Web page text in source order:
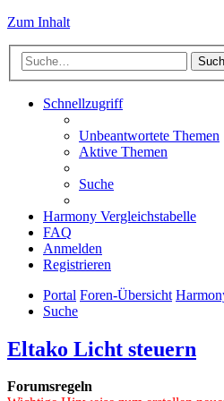
Zum Inhalt
Schnellzugriff
Unbeantwortete Themen
Aktive Themen
Suche
Harmony Vergleichstabelle
FAQ
Anmelden
Registrieren
Portal Foren-Übersicht
Suche
Eltako Licht steuern
Forumsregeln